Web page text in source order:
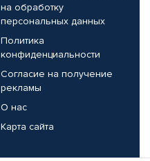
на обработку
персональных данных
Политика
конфиденциальности
Согласие на получение
рекламы
О нас
Карта сайта